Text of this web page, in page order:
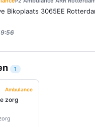
Bikoplaats 3065EE
1
Ambulance
zorg